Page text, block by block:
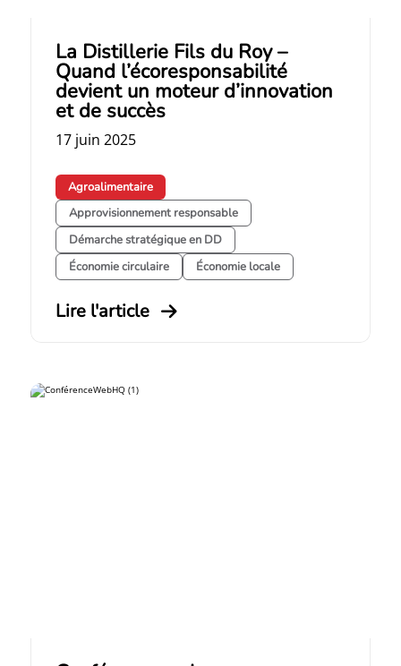
La Distillerie Fils du Roy –
Quand l’écoresponsabilité
devient un moteur d’innovation
et de succès
17 juin 2025
Agroalimentaire
Approvisionnement responsable
Démarche stratégique en DD
Économie circulaire
Économie locale
Lire l'article